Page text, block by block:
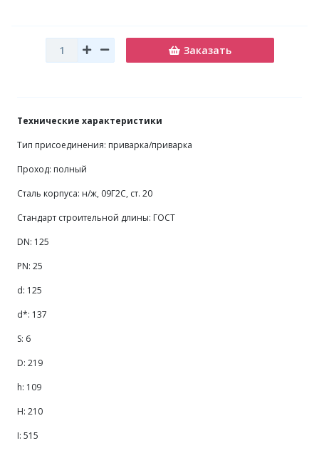
Заказать
Технические характеристики
Тип присоединения: приварка/приварка
Проход: полный
Сталь корпуса: н/ж, 09Г2С, ст. 20
Стандарт строительной длины: ГОСТ
DN: 125
PN: 25
d: 125
d*: 137
S: 6
D: 219
h: 109
H: 210
I: 515